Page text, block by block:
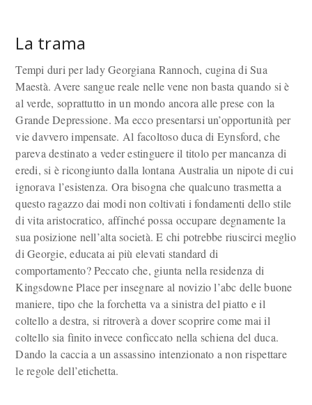
La trama
Tempi duri per lady Georgiana Rannoch, cugina di Sua
Maestà. Avere sangue reale nelle vene non basta quando si è
al verde, soprattutto in un mondo ancora alle prese con la
Grande Depressione. Ma ecco presentarsi un’opportunità per
vie davvero impensate. Al facoltoso duca di Eynsford, che
pareva destinato a veder estinguere il titolo per mancanza di
eredi, si è ricongiunto dalla lontana Australia un nipote di cui
ignorava l’esistenza. Ora bisogna che qualcuno trasmetta a
questo ragazzo dai modi non coltivati i fondamenti dello stile
di vita aristocratico, affinché possa occupare degnamente la
sua posizione nell’alta società. E chi potrebbe riuscirci meglio
di Georgie, educata ai più elevati standard di
comportamento? Peccato che, giunta nella residenza di
Kingsdowne Place per insegnare al novizio l’abc delle buone
maniere, tipo che la forchetta va a sinistra del piatto e il
coltello a destra, si ritroverà a dover scoprire come mai il
coltello sia finito invece conficcato nella schiena del duca.
Dando la caccia a un assassino intenzionato a non rispettare
le regole dell’etichetta.